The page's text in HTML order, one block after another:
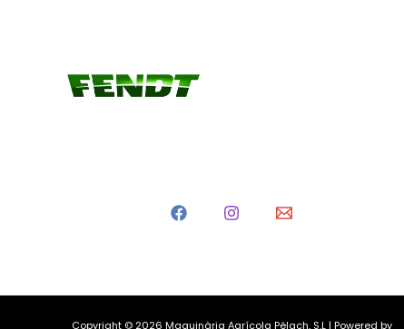
Copyright © 2026 Maquinària Agrícola Pèlach, S.L | Powered by